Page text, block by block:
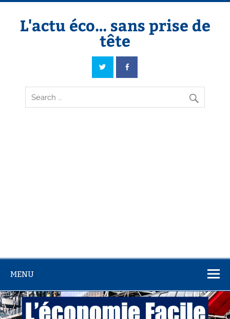
Skip
contentL'actu éco… sans prise de
tête
L'actu éco… sans prise de tête
MENU